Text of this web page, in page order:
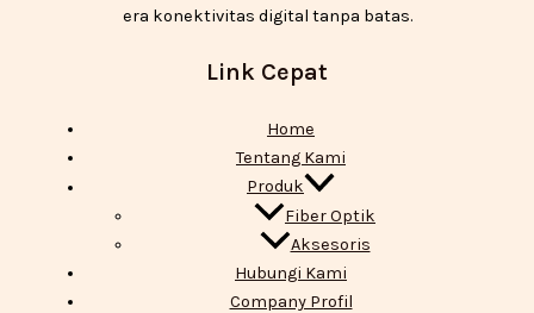
era konektivitas digital tanpa batas.
Link Cepat
Home
Tentang Kami
Produk
Fiber Optik
Aksesoris
Hubungi Kami
Company Profil